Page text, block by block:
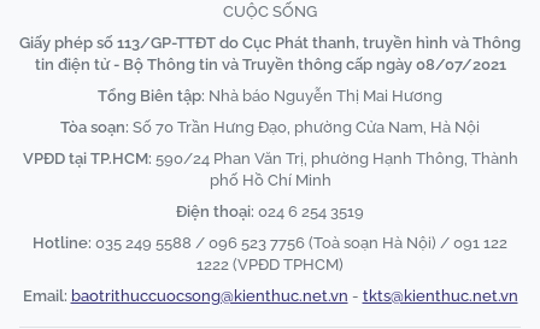
CUỘC SỐNG
Giấy phép số 113/GP-TTĐT do Cục Phát thanh, truyền hình và Thông
tin điện tử - Bộ Thông tin và Truyền thông cấp ngày 08/07/2021
Tổng Biên tập: Nhà báo Nguyễn Thị Mai Hương
Tòa soạn: Số 70 Trần Hưng Đạo, phường Cửa Nam, Hà Nội
VPĐD tại TP.HCM: 590/24 Phan Văn Trị, phường Hạnh Thông, Thành
phố Hồ Chí Minh
Điện thoại: 024 6 254 3519
Hotline: 035 249 5588 / 096 523 7756 (Toà soạn Hà Nội) / 091 122
1222 (VPĐD TPHCM)
Email: baotrithuccuocsong@kienthuc.net.vn - tkts@kienthuc.net.vn